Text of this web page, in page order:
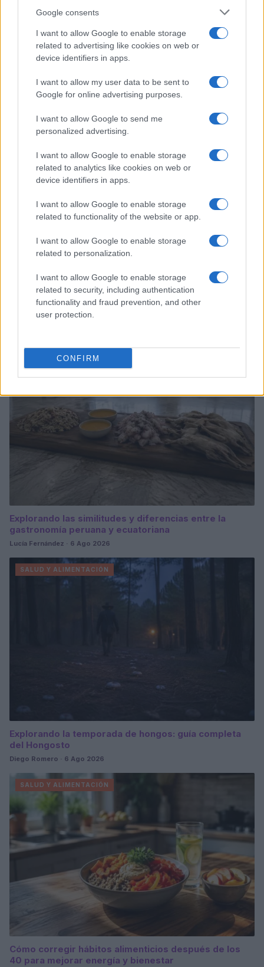
Google consents
I want to allow Google to enable storage
related to advertising like cookies on web or
device identifiers in apps.
I want to allow my user data to be sent to
Google for online advertising purposes.
I want to allow Google to send me
personalized advertising.
I want to allow Google to enable storage
related to analytics like cookies on web or
device identifiers in apps.
I want to allow Google to enable storage
related to functionality of the website or app.
I want to allow Google to enable storage
related to personalization.
I want to allow Google to enable storage
related to security, including authentication
functionality and fraud prevention, and other
user protection.
CONFIRM
Sigue leyendo
Explorando las similitudes y diferencias entre la
gastronomía peruana y ecuatoriana
Lucía Fernández · 6 Ago 2026
SALUD Y ALIMENTACIÓN
Explorando la temporada de hongos: guía completa
del Hongosto
Diego Romero · 6 Ago 2026
SALUD Y ALIMENTACIÓN
Cómo corregir hábitos alimenticios después de los
40 para mejorar energía y bienestar